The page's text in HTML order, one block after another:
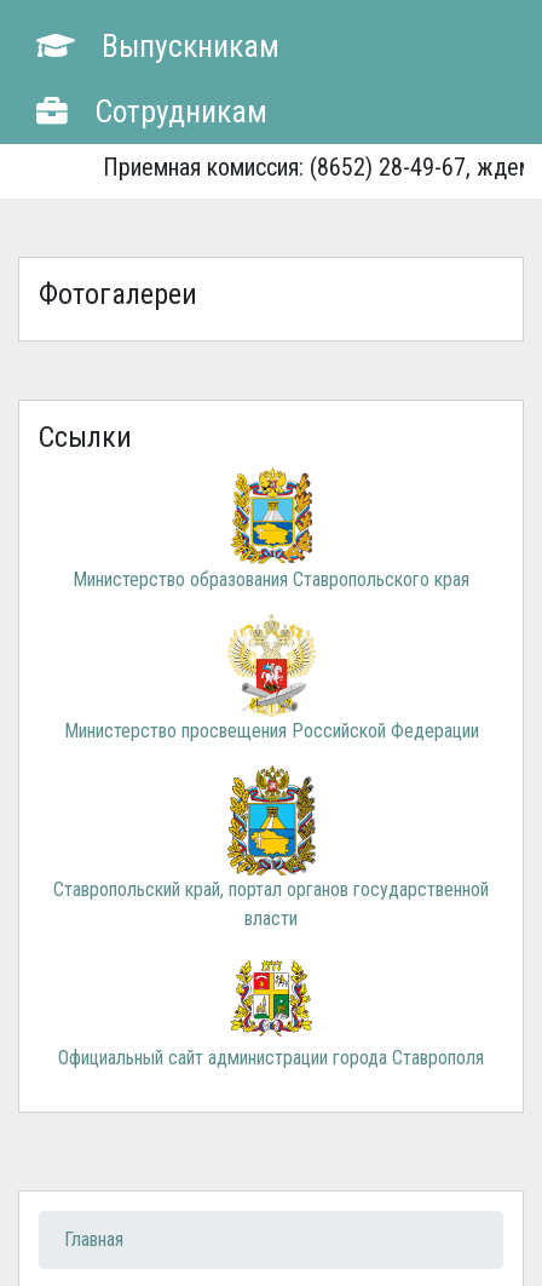
Выпускникам
Сотрудникам
Приемная комиссия: (8652) 28-49-67, ждем
Фотогалереи
Ссылки
Министерство образования Ставропольского края
Министерство просвещения Российской Федерации
Ставропольский край, портал органов государственной
власти
Официальный сайт администрации города Ставрополя
Вы здесь
Главная